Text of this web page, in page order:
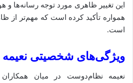
این تغییر ظاهری مورد توجه رسانه‌ها و
همواره تأکید کرده است که مهم‌تر از
است.
ویژگی‌های شخصیتی
نعیمه نظام‌دوست در میان